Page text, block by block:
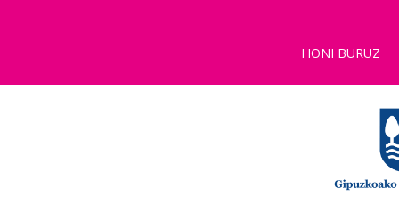
HONI BURUZ